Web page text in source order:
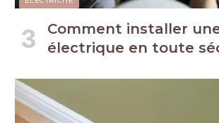
Comment installer
électrique en toute